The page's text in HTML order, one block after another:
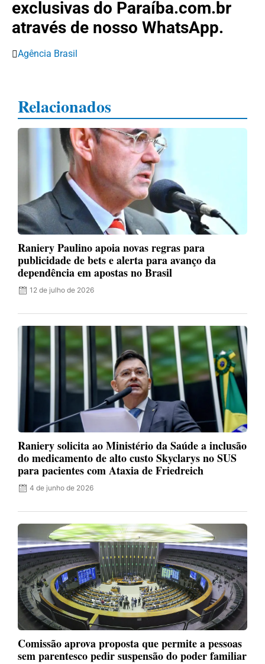
exclusivas do Paraíba.com.br
através de nosso WhatsApp.
Agência Brasil
Relacionados
Raniery Paulino apoia novas regras para
publicidade de bets e alerta para avanço da
dependência em apostas no Brasil
12 de julho de 2026
Raniery solicita ao Ministério da Saúde a inclusão
do medicamento de alto custo Skyclarys no SUS
para pacientes com Ataxia de Friedreich
4 de junho de 2026
Comissão aprova proposta que permite a pessoas
sem parentesco pedir suspensão do poder familiar